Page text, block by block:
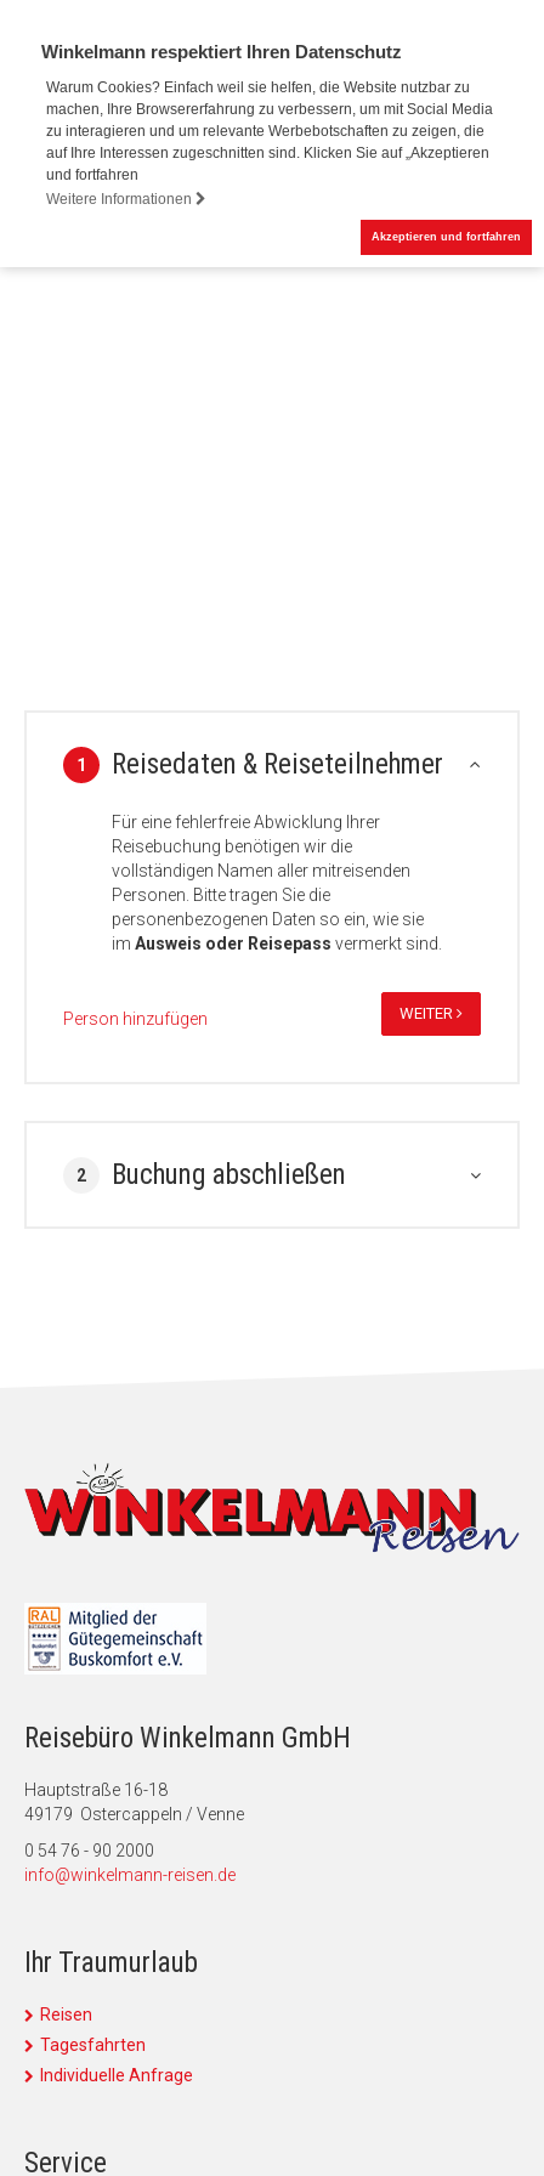
Winkelmann respektiert Ihren Datenschutz
Warum Cookies? Einfach weil sie helfen, die Website nutzbar zu
machen, Ihre Browsererfahrung zu verbessern, um mit Social Media
zu interagieren und um relevante Werbebotschaften zu zeigen, die
auf Ihre Interessen zugeschnitten sind. Klicken Sie auf „Akzeptieren
und fortfahren
Weitere Informationen
Akzeptieren und fortfahren
Online-Buchung
1 Reisedaten & Reiseteilnehmer
Für eine fehlerfreie Abwicklung Ihrer
Reisebuchung benötigen wir die
vollständigen Namen aller mitreisenden
Personen. Bitte tragen Sie die
personenbezogenen Daten so ein, wie sie
im Ausweis oder Reisepass vermerkt sind.
Person hinzufügen WEITER
2 Buchung abschließen
Reisebüro Winkelmann GmbH
Hauptstraße 16-18
49179 Ostercappeln / Venne
0 54 76 - 90 2000
info@winkelmann-reisen.de
Ihr Traumurlaub
Reisen
Tagesfahrten
Individuelle Anfrage
Service